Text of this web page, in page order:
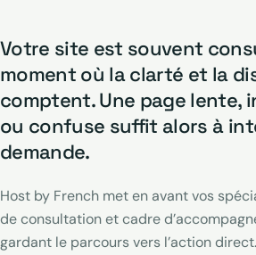
Votre site est souvent
moment où la clarté et la
comptent. Une page lente,
ou confuse suffit alors à
demande.
Host by French met en avant vos
de consultation et cadre
gardant le parcours vers l’action